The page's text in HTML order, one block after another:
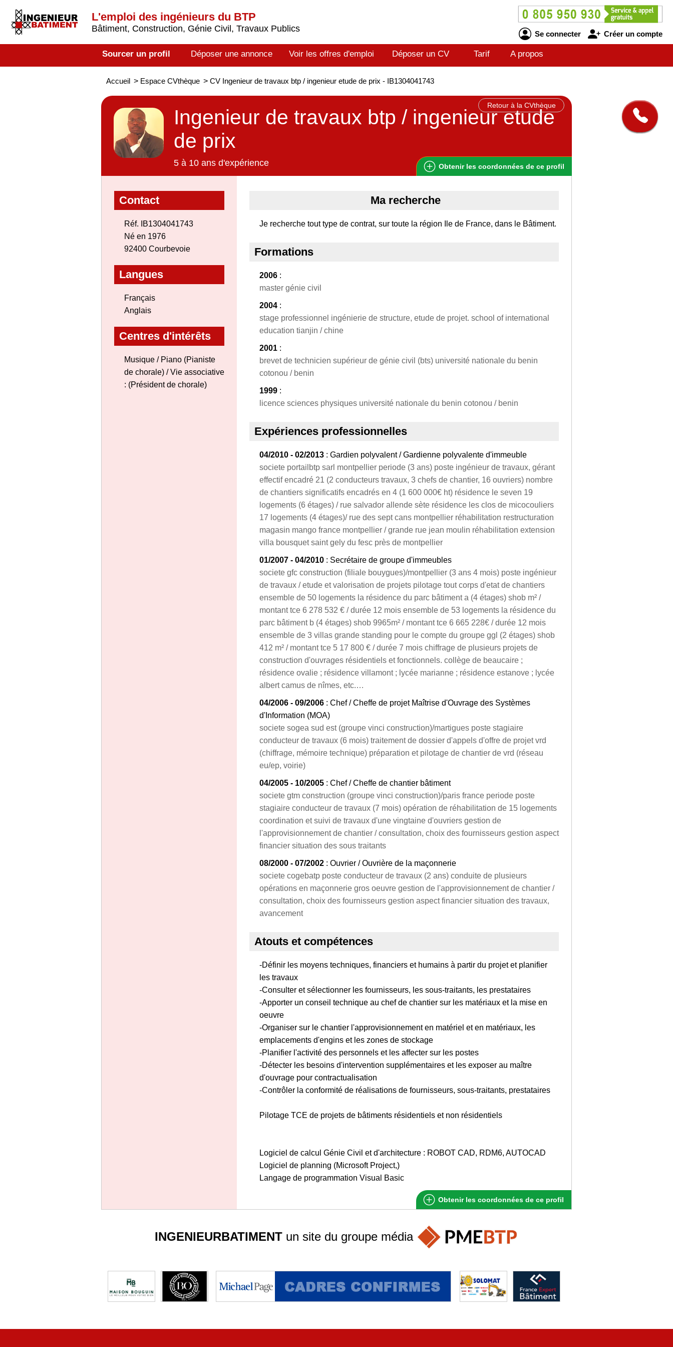
L'emploi des ingénieurs du BTP
Bâtiment, Construction, Génie Civil, Travaux Publics
Se connecter Créer un compte
Sourcer un profil Déposer une annonce Voir les offres d'emploi Déposer un CV Tarif A propos
Accueil > Espace CVthèque > CV Ingenieur de travaux btp / ingenieur etude de prix - IB1304041743
Retour à la CVthèque
Ingenieur de travaux btp / ingenieur etude
de prix
5 à 10 ans d'expérience Obtenir les coordonnées de ce profil
Contact
Réf. IB1304041743
Né en 1976
92400 Courbevoie
Langues
Français
Anglais
Centres d'intérêts
Musique / Piano (Pianiste
de chorale) / Vie associative
: (Président de chorale)
Ma recherche
Je recherche tout type de contrat, sur toute la région Ile de France, dans le Bâtiment.
Formations
2006 :
master génie civil
2004 :
stage professionnel ingénierie de structure, etude de projet. school of international
education tianjin / chine
2001 :
brevet de technicien supérieur de génie civil (bts) université nationale du benin
cotonou / benin
1999 :
licence sciences physiques université nationale du benin cotonou / benin
Expériences professionnelles
04/2010 - 02/2013 : Gardien polyvalent / Gardienne polyvalente d'immeuble
societe portailbtp sarl montpellier periode (3 ans) poste ingénieur de travaux, gérant
effectif encadré 21 (2 conducteurs travaux, 3 chefs de chantier, 16 ouvriers) nombre
de chantiers significatifs encadrés en 4 (1 600 000€ ht) résidence le seven 19
logements (6 étages) / rue salvador allende sète résidence les clos de micocouliers
17 logements (4 étages)/ rue des sept cans montpellier réhabilitation restructuration
magasin mango france montpellier / grande rue jean moulin réhabilitation extension
villa bousquet saint gely du fesc près de montpellier
01/2007 - 04/2010 : Secrétaire de groupe d'immeubles
societe gfc construction (filiale bouygues)/montpellier (3 ans 4 mois) poste ingénieur
de travaux / etude et valorisation de projets pilotage tout corps d'etat de chantiers
ensemble de 50 logements la résidence du parc bâtiment a (4 étages) shob m² /
montant tce 6 278 532 € / durée 12 mois ensemble de 53 logements la résidence du
parc bâtiment b (4 étages) shob 9965m² / montant tce 6 665 228€ / durée 12 mois
ensemble de 3 villas grande standing pour le compte du groupe ggl (2 étages) shob
412 m² / montant tce 5 17 800 € / durée 7 mois chiffrage de plusieurs projets de
construction d'ouvrages résidentiels et fonctionnels. collège de beaucaire ;
résidence ovalie ; résidence villamont ; lycée marianne ; résidence estanove ; lycée
albert camus de nîmes, etc.…
04/2006 - 09/2006 : Chef / Cheffe de projet Maîtrise d'Ouvrage des Systèmes
d'Information (MOA)
societe sogea sud est (groupe vinci construction)/martigues poste stagiaire
conducteur de travaux (6 mois) traitement de dossier d'appels d'offre de projet vrd
(chiffrage, mémoire technique) préparation et pilotage de chantier de vrd (réseau
eu/ep, voirie)
04/2005 - 10/2005 : Chef / Cheffe de chantier bâtiment
societe gtm construction (groupe vinci construction)/paris france periode poste
stagiaire conducteur de travaux (7 mois) opération de réhabilitation de 15 logements
coordination et suivi de travaux d'une vingtaine d'ouvriers gestion de
l'approvisionnement de chantier / consultation, choix des fournisseurs gestion aspect
financier situation des sous traitants
08/2000 - 07/2002 : Ouvrier / Ouvrière de la maçonnerie
societe cogebatp poste conducteur de travaux (2 ans) conduite de plusieurs
opérations en maçonnerie gros oeuvre gestion de l'approvisionnement de chantier /
consultation, choix des fournisseurs gestion aspect financier situation des travaux,
avancement
Atouts et compétences
-Définir les moyens techniques, financiers et humains à partir du projet et planifier
les travaux
-Consulter et sélectionner les fournisseurs, les sous-traitants, les prestataires
-Apporter un conseil technique au chef de chantier sur les matériaux et la mise en
oeuvre
-Organiser sur le chantier l'approvisionnement en matériel et en matériaux, les
emplacements d'engins et les zones de stockage
-Planifier l'activité des personnels et les affecter sur les postes
-Détecter les besoins d'intervention supplémentaires et les exposer au maître
d'ouvrage pour contractualisation
-Contrôler la conformité de réalisations de fournisseurs, sous-traitants, prestataires
Pilotage TCE de projets de bâtiments résidentiels et non résidentiels
Logiciel de calcul Génie Civil et d'architecture : ROBOT CAD, RDM6, AUTOCAD
Logiciel de planning (Microsoft Project,)
Langage de programmation Visual Basic
Obtenir les coordonnées de ce profil
INGENIEURBATIMENT un site du groupe média